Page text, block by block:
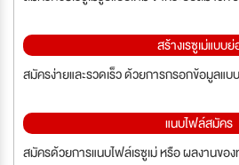
สร้างเรซูเม่แบบย่
สมัครง่ายและรวดเร็ว ด้วยการกรอกข้อมูลแบ
แนบไฟล์สมัคร
สมัครด้วยการแนบไฟล์เรซูเม่ หรือ ผลงานขอ